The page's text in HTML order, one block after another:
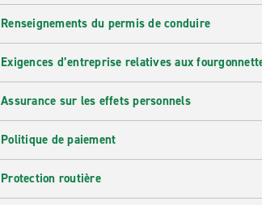
Renseignements du permis de conduire
Exigences d’entreprise relatives aux
Assurance sur les effets personnels
Politique de paiement
Protection routière